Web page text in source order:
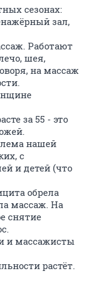
сезонах:
зал,
Работают
шея,
на массаж
за 55 - это
нашей
с
и детей (что
обрела
массаж. На
снятие
и массажисты
растёт.